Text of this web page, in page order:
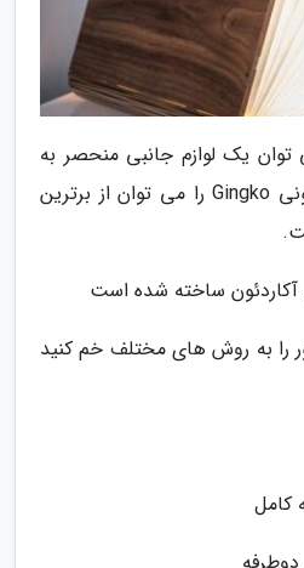
یک لوازم جانبی منحصر به
فرد دانست. چراغ آکاردئونی Gingko را می توان از برترین
آکاردئون ساخته شده است
را به روش های مختلف خم کنید